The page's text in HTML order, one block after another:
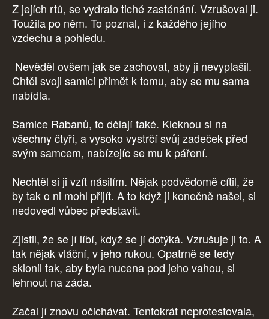
Z jejích rtů, se vydralo tiché zasténání. Vzrušoval ji.
Toužila po něm. To poznal, i z každého jejího
vzdechu a pohledu.
Nevěděl ovšem jak se zachovat, aby ji nevyplašil.
Chtěl svoji samici přimět k tomu, aby se mu sama
nabídla.
Samice Rabanů, to dělají také. Kleknou si na
všechny čtyři, a vysoko vystrčí svůj zadeček před
svým samcem, nabízejíc se mu k páření.
Nechtěl si ji vzít násilím. Nějak podvědomě cítil, že
by tak o ni mohl přijít. A to když ji konečně našel, si
nedovedl vůbec představit.
Zjistil, že se jí líbí, když se jí dotýká. Vzrušuje ji to. A
tak nějak vláční, v jeho rukou. Opatrně se tedy
sklonil tak, aby byla nucena pod jeho vahou, si
lehnout na záda.
Začal jí znovu očichávat. Tentokrát neprotestovala,